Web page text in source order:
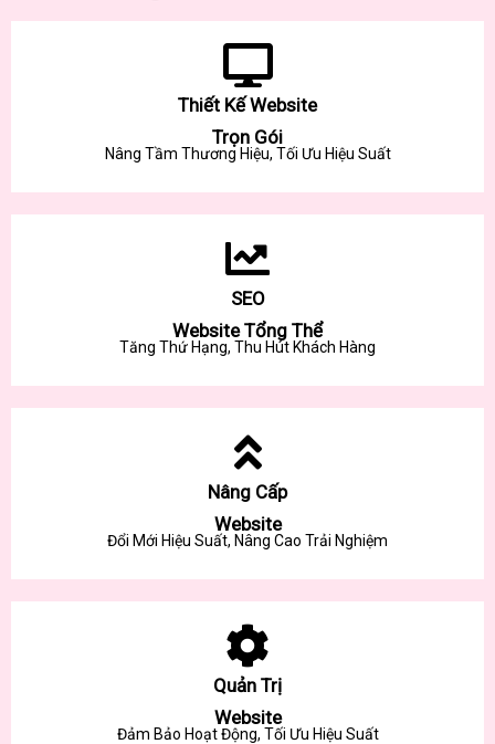
Thiết Kế Website
Trọn Gói
Nâng Tầm Thương Hiệu, Tối Ưu Hiệu Suất
SEO
Website Tổng Thể
Tăng Thứ Hạng, Thu Hút Khách Hàng
Nâng Cấp
Website
Đổi Mới Hiệu Suất, Nâng Cao Trải Nghiệm
Quản Trị
Website
Đảm Bảo Hoạt Động, Tối Ưu Hiệu Suất